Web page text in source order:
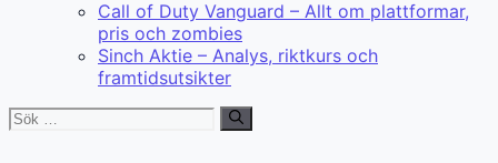
Call of Duty Vanguard – Allt om plattformar,
pris och zombies
Sinch Aktie – Analys, riktkurs och
framtidsutsikter
Sök